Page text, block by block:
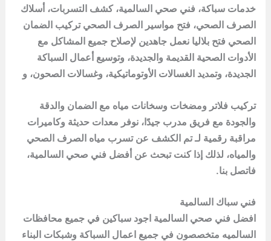
خدمات سباكة، فني صحي السالمية، كشف التسربات، أسلاك
الصرف الصحي، فتح مواسير الصرف الصحي تركيب الضمان
الصحي فتح بلاليا نعمل جاهدين لإصلاح جميع المشاكل مع
الأدوات الصحية القديمة والجديدة، وتوسيع أعمال السباكة
الجديدة، وتمديد الغسالات الأوتوماتيكية، وغسالات الصحون، و
تركيب فلاتر ومضخات وسخانات مياه مع الضمان والدقة
والجودة مع فريق مدرب جيدًا، نوفر معدات حديثة وكاميرات
مراقبة رقمية لـ تم الكشف عن تسرب مياه الصرف الصحي
والمياه، لذلك إذا كنت تبحث عن أفضل فني صحي السالمية،
فاتصل بنا.
فني سباك السالمية
افضل فني صحي السالمية اجود سباكين في جميع محافظات
السالميه متخصصون في جميع اعمال السباكة وشبكات البناء